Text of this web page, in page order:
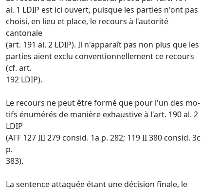
al. 1 LDIP est ici ouvert, puisque les parties n'ont pas
choisi, en lieu et place, le recours à l'autorité
cantonale
(art. 191 al. 2 LDIP). Il n'apparaît pas non plus que les
parties aient exclu conventionnellement ce recours
(cf. art.
192 LDIP).
Le recours ne peut être formé que pour l'un des mo-
tifs énumérés de manière exhaustive à l'art. 190 al. 2
LDIP
(ATF 127 III 279 consid. 1a p. 282; 119 II 380 consid. 3c
p.
383).
La sentence attaquée étant une décision finale, le